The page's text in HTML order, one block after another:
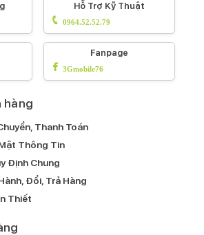
Hỗ Trợ Kỹ Thuật
0964.52.52.79
Fanpage
3Gmobile76
hàng
Thanh Toán
Thông Tin
Định Chung
Đổi, Trả Hàng
Thiết